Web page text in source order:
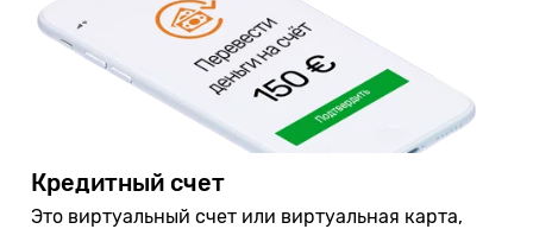
Кредитный счет
Это виртуальный счет или виртуальная карта,